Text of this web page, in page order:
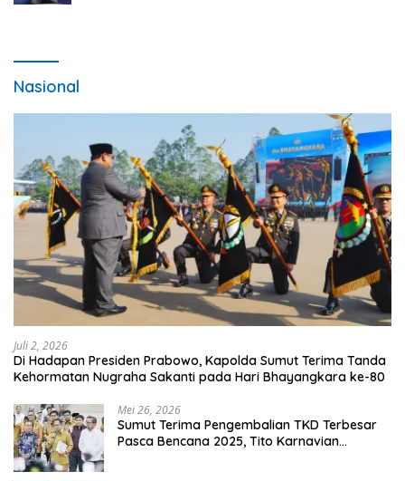
Nasional
Juli 2, 2026
Di Hadapan Presiden Prabowo, Kapolda Sumut Terima Tanda
Kehormatan Nugraha Sakanti pada Hari Bhayangkara ke-80
Mei 26, 2026
Sumut Terima Pengembalian TKD Terbesar
Pasca Bencana 2025, Tito Karnavian